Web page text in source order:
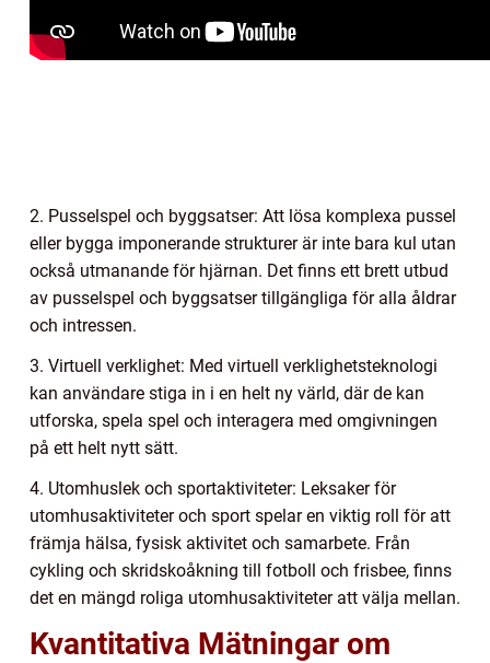
2. Pusselspel och byggsatser: Att lösa komplexa pussel
eller bygga imponerande strukturer är inte bara kul utan
också utmanande för hjärnan. Det finns ett brett utbud
av pusselspel och byggsatser tillgängliga för alla åldrar
och intressen.
3. Virtuell verklighet: Med virtuell verklighetsteknologi
kan användare stiga in i en helt ny värld, där de kan
utforska, spela spel och interagera med omgivningen
på ett helt nytt sätt.
4. Utomhuslek och sportaktiviteter: Leksaker för
utomhusaktiviteter och sport spelar en viktig roll för att
främja hälsa, fysisk aktivitet och samarbete. Från
cykling och skridskoåkning till fotboll och frisbee, finns
det en mängd roliga utomhusaktiviteter att välja mellan.
Kvantitativa Mätningar om